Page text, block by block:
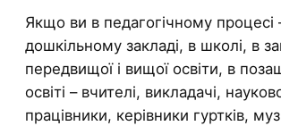
Якщо ви в педагогічному процесі
дошкільному закладі, в школі, в
передвищої і вищої освіти, в
освіті – вчителі, викладачі,
працівники, керівники гуртків,